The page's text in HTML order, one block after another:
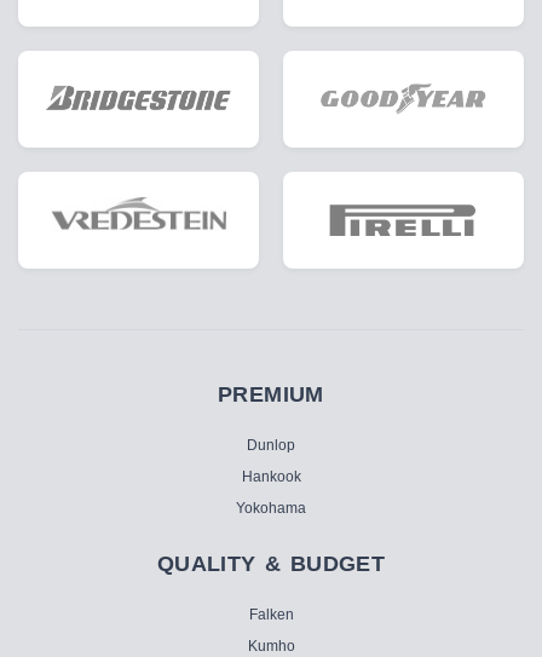
PREMIUM
Dunlop
Hankook
Yokohama
QUALITY & BUDGET
Falken
Kumho